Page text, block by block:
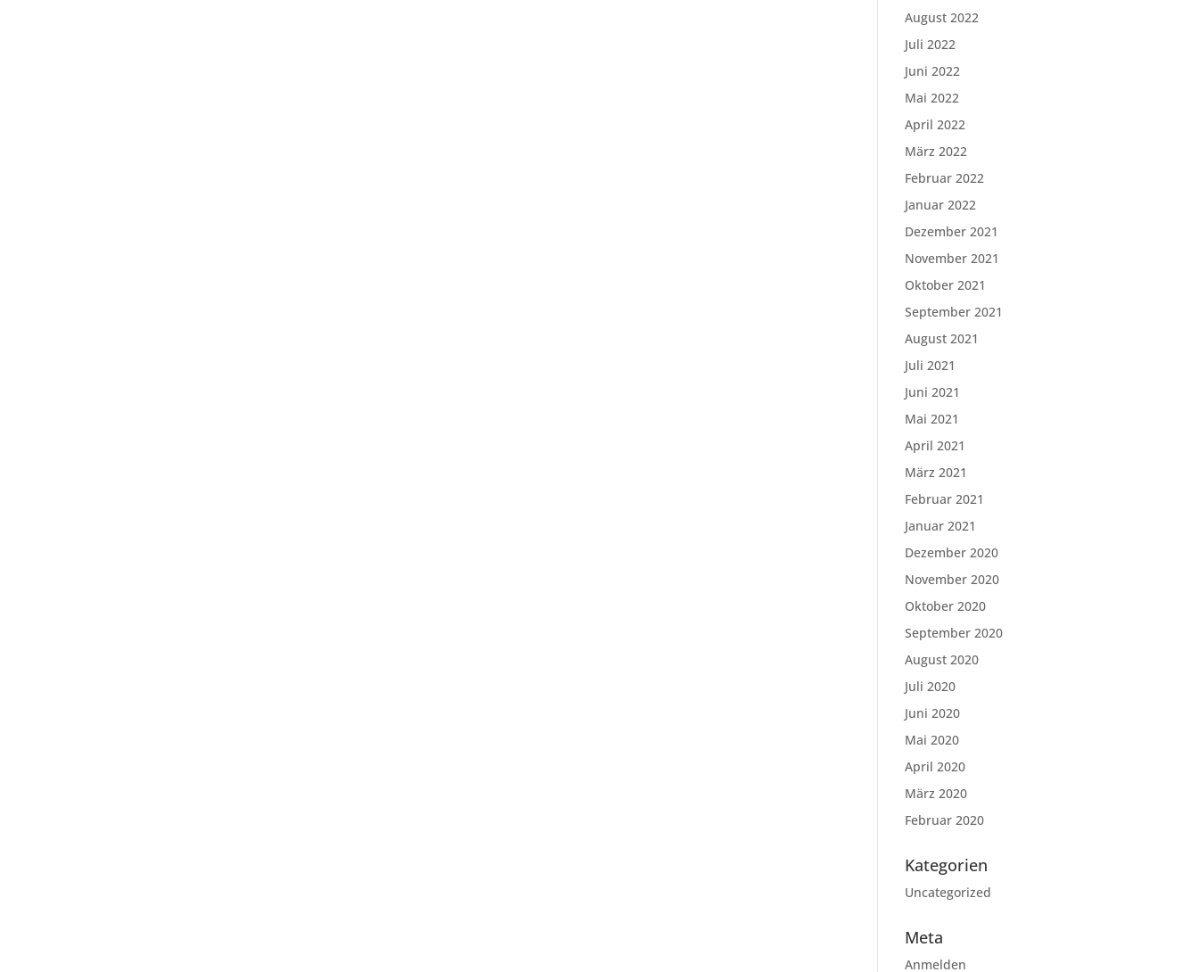
August 2022
Juli 2022
Juni 2022
Mai 2022
April 2022
März 2022
Februar 2022
Januar 2022
Dezember 2021
November 2021
Oktober 2021
September 2021
August 2021
Juli 2021
Juni 2021
Mai 2021
April 2021
März 2021
Februar 2021
Januar 2021
Dezember 2020
November 2020
Oktober 2020
September 2020
August 2020
Juli 2020
Juni 2020
Mai 2020
April 2020
März 2020
Februar 2020
Kategorien
Uncategorized
Meta
Anmelden